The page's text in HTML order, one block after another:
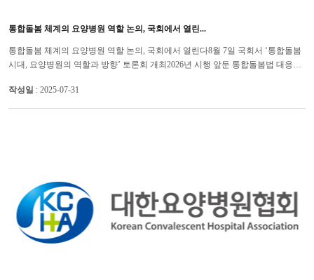
통합돌봄 체계의 요양병원 역할 논의, 국회에서 열린...
통합돌봄 체계의 요양병원 역할 논의, 국회에서 열린다8월 7일 국회서 ‘통합돌봄
시대, 요양병원의 역할과 방향’ 토론회 개최2026년 시행 앞둔 통합돌봄법 대응…
작성일 : 2025-07-31